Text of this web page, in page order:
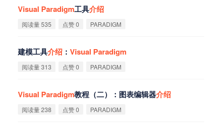
Visual Paradigm工具介绍
阅读量 535 点赞 0 PARADIGM
建模工具介绍 ： Visual Paradigm
阅读量 313 点赞 0 PARADIGM
Visual Paradigm教程（二）：图表编辑器介绍
阅读量 238 点赞 0 PARADIGM